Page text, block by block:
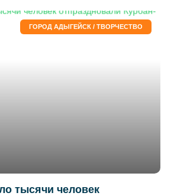
ГОРОД АДЫГЕЙСК / ТВОРЧЕСТВО
тысячи человек